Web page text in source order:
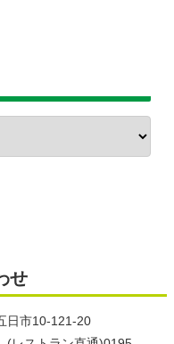
せ
日市10-121-20